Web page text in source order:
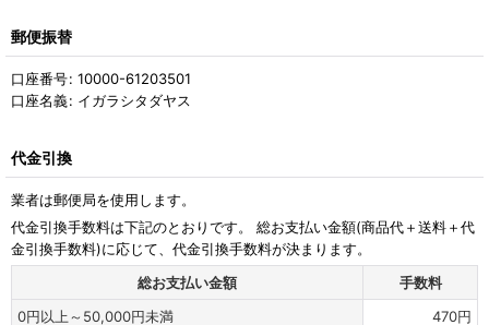
郵便振替
口座番号: 10000-61203501
口座名義: イガラシタダヤス
代金引換
業者は郵便局を使用します。
代金引換手数料は下記のとおりです。 総お支払い金額(商品代＋送料＋代
金引換手数料)に応じて、代金引換手数料が決まります。
総お支払い金額
手数料
0円以上～50,000円未満 470円